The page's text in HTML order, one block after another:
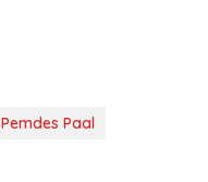
Pemdes Paal